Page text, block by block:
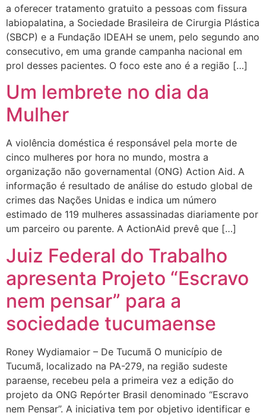
a oferecer tratamento gratuito a pessoas com fissura
labiopalatina, a Sociedade Brasileira de Cirurgia Plástica
(SBCP) e a Fundação IDEAH se unem, pelo segundo ano
consecutivo, em uma grande campanha nacional em
prol desses pacientes. O foco este ano é a região […]
Um lembrete no dia da
Mulher
A violência doméstica é responsável pela morte de
cinco mulheres por hora no mundo, mostra a
organização não governamental (ONG) Action Aid. A
informação é resultado de análise do estudo global de
crimes das Nações Unidas e indica um número
estimado de 119 mulheres assassinadas diariamente por
um parceiro ou parente. A ActionAid prevê que […]
Juiz Federal do Trabalho
apresenta Projeto “Escravo
nem pensar” para a
sociedade tucumaense
Roney Wydiamaior – De Tucumã O município de
Tucumã, localizado na PA-279, na região sudeste
paraense, recebeu pela a primeira vez a edição do
projeto da ONG Repórter Brasil denominado “Escravo
nem Pensar”. A iniciativa tem por objetivo identificar e